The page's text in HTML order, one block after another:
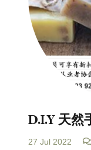
D.I.Y 天然
27 Jul 2022